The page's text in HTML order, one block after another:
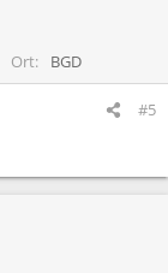
Ort BGD
#5